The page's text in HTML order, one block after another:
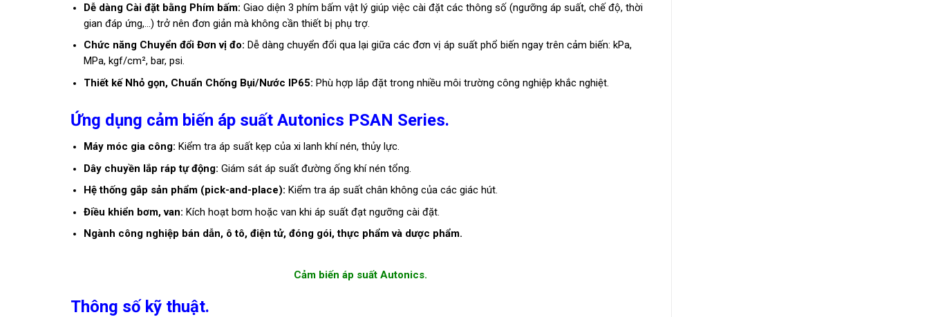
Dễ dàng Cài đặt bằng Phím bấm: Giao diện 3 phím bấm vật lý giúp việc cài đặt các thông số (ngưỡng áp suất, chế độ, thời
gian đáp ứng,…) trở nên đơn giản mà không cần thiết bị phụ trợ.
Chức năng Chuyển đổi Đơn vị đo: Dễ dàng chuyển đổi qua lại giữa các đơn vị áp suất phổ biến ngay trên cảm biến: kPa,
MPa, kgf/cm², bar, psi.
Thiết kế Nhỏ gọn, Chuẩn Chống Bụi/Nước IP65: Phù hợp lắp đặt trong nhiều môi trường công nghiệp khắc nghiệt.
Ứng dụng cảm biến áp suất Autonics PSAN Series.
Máy móc gia công: Kiểm tra áp suất kẹp của xi lanh khí nén, thủy lực.
Dây chuyền lắp ráp tự động: Giám sát áp suất đường ống khí nén tổng.
Hệ thống gắp sản phẩm (pick-and-place): Kiểm tra áp suất chân không của các giác hút.
Điều khiển bơm, van: Kích hoạt bơm hoặc van khi áp suất đạt ngưỡng cài đặt.
Ngành công nghiệp bán dẫn, ô tô, điện tử, đóng gói, thực phẩm và dược phẩm.
Cảm biến áp suất Autonics.
Thông số kỹ thuật.